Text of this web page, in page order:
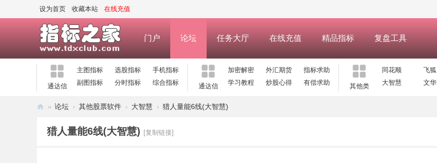
设为首页 收藏本站 在线充值
门户 论坛 任务大厅 在线充值 精品指标 复盘工具
通达信
主图指标 选股指标
手机指标
副图指标
分时指标 综合指标 通达信
加密解密 外汇期货
指标求助
学习教程
炒股心得 有偿求助 其他类
同花顺 飞狐
大智慧
文华
» 论坛 › 其他股票软件 › 大智慧 › 猎人量能6线(大智慧)
猎人量能6线(大智慧) [复制链接]